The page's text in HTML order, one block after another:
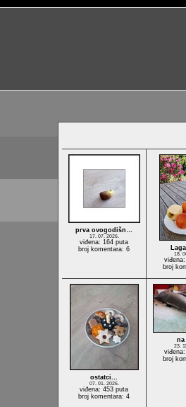
prva ovogodišn…
17. 07. 2026.
viđena: 164 puta
broj komentara: 6
18.
broj
ostatci...
07. 01. 2026.
viđena: 453 puta
broj komentara: 4
na
23.
broj